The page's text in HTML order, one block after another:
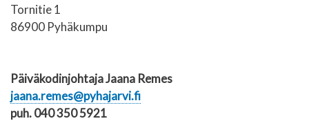
Tornitie 1
86900 Pyhäkumpu
Päiväkodinjohtaja Jaana Remes
jaana.remes@pyhajarvi.fi
puh. 040 350 5921